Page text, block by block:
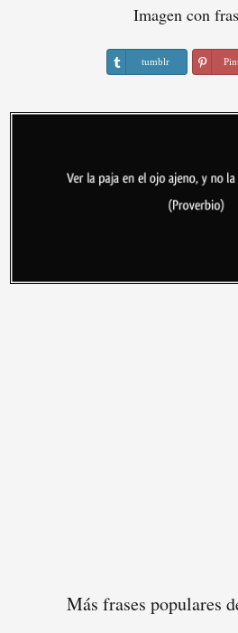
Imagen con
tumblr
Más frases populares